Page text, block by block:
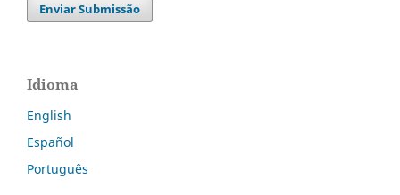
Enviar Submissão
Idioma
English
Español
Português